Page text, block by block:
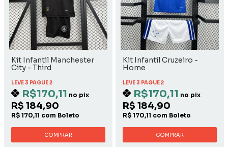
Kit Infantil Manchester
City - Third
LEVE 3 PAGUE 2
R$170,11 no pix
R$ 184,90
R$ 170,11 com Boleto
COMPRAR
Kit Infantil Cruzeiro -
Home
LEVE 3 PAGUE 2
R$170,11 no pix
R$ 184,90
R$ 170,11 com Boleto
COMPRAR